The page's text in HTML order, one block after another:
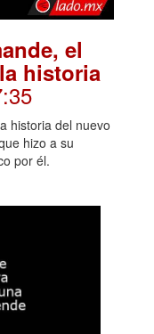
el
historia
historia del nuevo
hizo a su
por él.